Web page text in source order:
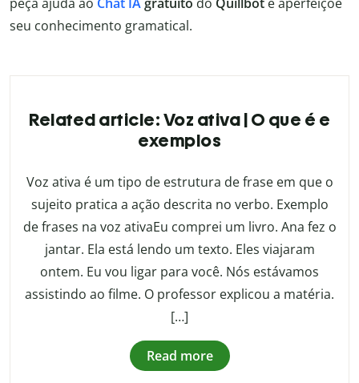
seu conhecimento gramatical.
Related article: Voz ativa | O que é e
exemplos
Voz ativa é um tipo de estrutura de frase em que o
sujeito pratica a ação descrita no verbo. Exemplo
de frases na voz ativaEu comprei um livro. Ana fez o
jantar. Ela está lendo um texto. Eles viajaram
ontem. Eu vou ligar para você. Nós estávamos
assistindo ao filme. O professor explicou a matéria.
[…]
Read more